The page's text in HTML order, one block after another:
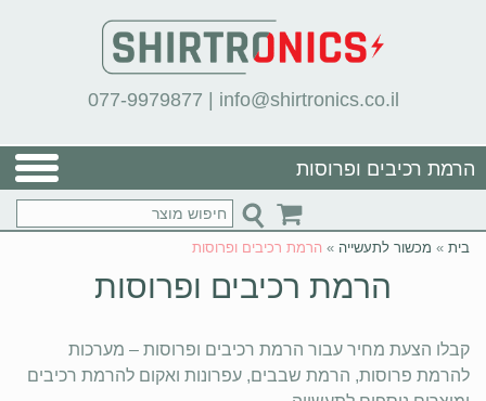
077-9979877 | info@shirtronics.co.il
הרמת רכיבים ופרוסות
בית » מכשור לתעשייה » הרמת רכיבים ופרוסות
הרמת רכיבים ופרוסות
קבלו הצעת מחיר עבור הרמת רכיבים ופרוסות – מערכות
להרמת פרוסות, הרמת שבבים, עפרונות ואקום להרמת רכיבים